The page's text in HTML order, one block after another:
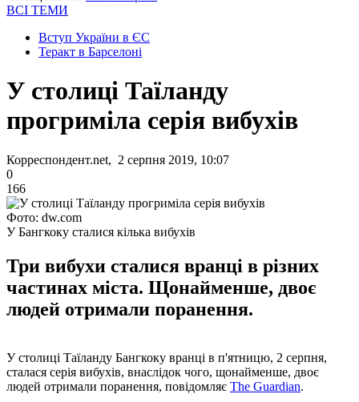
ВСІ ТЕМИ
Вступ України в ЄС
Теракт в Барселоні
У столиці Таїланду
прогриміла серія вибухів
Корреспондент.net, 2 серпня 2019, 10:07
0
166
Фото: dw.com
У Бангкоку сталися кілька вибухів
Три вибухи сталися вранці в різних
частинах міста. Щонайменше, двоє
людей отримали поранення.
У столиці Таїланду Бангкоку вранці в п'ятницю, 2 серпня,
сталася серія вибухів, внаслідок чого, щонайменше, двоє
людей отримали поранення, повідомляє The Guardian.